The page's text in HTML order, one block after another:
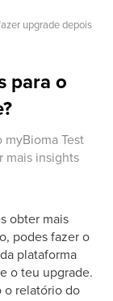
upgrade depois
para o
Test
mais insights
obter mais
podes fazer o
plataforma
o teu upgrade.
o relatório do